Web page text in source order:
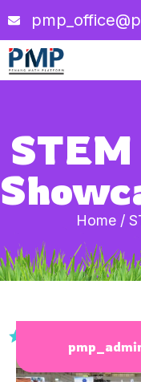
STEM
Home /